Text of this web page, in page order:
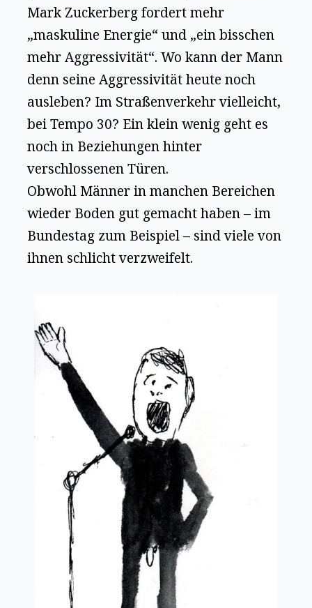
Mark Zuckerberg fordert mehr
„maskuline Energie“ und „ein bisschen
mehr Aggressivität“. Wo kann der Mann
denn seine Aggressivität heute noch
ausleben? Im Straßenverkehr vielleicht,
bei Tempo 30? Ein klein wenig geht es
noch in Beziehungen hinter
verschlossenen Türen.
Obwohl Männer in manchen Bereichen
wieder Boden gut gemacht haben – im
Bundestag zum Beispiel – sind viele von
ihnen schlicht verzweifelt.